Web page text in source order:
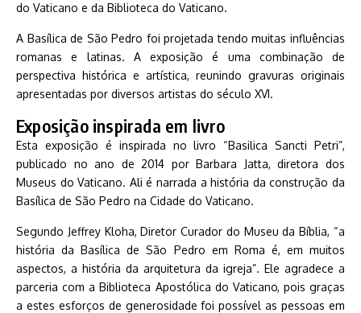
do Vaticano e da Biblioteca do Vaticano.
A Basílica de São Pedro foi projetada tendo muitas influências
romanas e latinas. A exposição é uma combinação de
perspectiva histórica e artística, reunindo gravuras originais
apresentadas por diversos artistas do século XVI.
Exposição inspirada em livro
Esta exposição é inspirada no livro “Basilica Sancti Petri”,
publicado no ano de 2014 por Barbara Jatta, diretora dos
Museus do Vaticano. Ali é narrada a história da construção da
Basílica de São Pedro na Cidade do Vaticano.
Segundo Jeffrey Kloha, Diretor Curador do Museu da Bíblia, “a
história da Basílica de São Pedro em Roma é, em muitos
aspectos, a história da arquitetura da igreja”. Ele agradece a
parceria com a Biblioteca Apostólica do Vaticano, pois graças
a estes esforços de generosidade foi possível as pessoas em